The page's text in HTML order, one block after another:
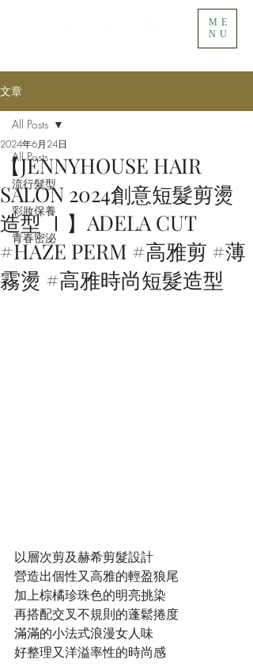
ME
NU
文章
All Posts
流行髮型
彩妝保養
青春密泌
All Posts
【JENNYHOUSE HAIR
SALON 2024創意短髮剪燙
造型 Ⅰ】ADELA CUT
#HAZE PERM #高雅剪 #薄
霧燙 #高雅時尚短髮造型
2024年6月24日
以層次剪及赫希剪髮設計
營造出個性又高雅的輕盈狼尾
加上棕橘珍珠色的明亮挑染
再搭配交叉不規則的蓬鬆捲度
滿滿的小法式浪漫女人味
好整理又洋溢率性的時尚感